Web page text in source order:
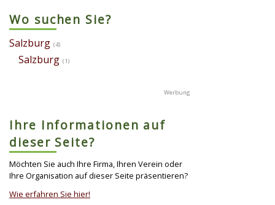
Wo suchen Sie?
Salzburg (4)
Salzburg (1)
Ihre Informationen auf
dieser Seite?
Möchten Sie auch Ihre Firma, Ihren Verein oder
Ihre Organisation auf dieser Seite präsentieren?
Wie erfahren Sie hier!